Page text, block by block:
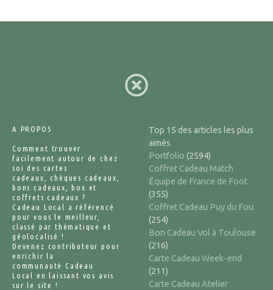
A PROPOS
Comment trouver
facilement autour de chez
soi des cartes
cadeaux, chèques cadeaux,
bons cadeaux, box et
coffrets cadeaux ?
Cadeau Local a référencé
pour vous le meilleur,
classé par thématique et
géolocalisé !
Devenez contributeur pour
enrichir la
communauté Cadeau
Local en laissant vos avis
sur le site !
Top 15 des articles les plus
aimés
Portfolio (2594)
Coffret Cadeau Match
Équipe de France de Foot
(355)
Coffret Cadeau Puy du Fou
(254)
Bon Cadeau Vol à Toulouse
(216)
Carte Cadeau Week-end
(211)
Carte Cadeau Atelier